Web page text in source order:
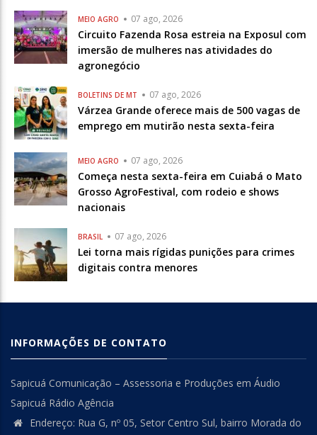
MEIO AGRO 07 ago, 2026
Circuito Fazenda Rosa estreia na Exposul com
imersão de mulheres nas atividades do
agronegócio
BOLETINS DE MT 07 ago, 2026
Várzea Grande oferece mais de 500 vagas de
emprego em mutirão nesta sexta-feira
MEIO AGRO 07 ago, 2026
Começa nesta sexta-feira em Cuiabá o Mato
Grosso AgroFestival, com rodeio e shows
nacionais
BRASIL 07 ago, 2026
Lei torna mais rígidas punições para crimes
digitais contra menores
INFORMAÇÕES DE CONTATO
Sapicuá Comunicação – Assessoria e Produções em Áudio
Sapicuá Rádio Agência
Endereço: Rua G, nº 05, Setor Centro Sul, bairro Morada do